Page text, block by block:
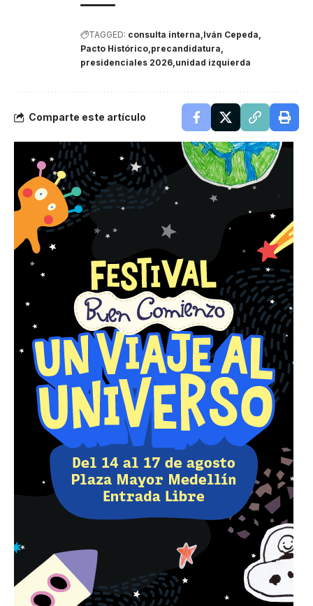
TAGGED: consulta interna Iván Cepeda
Pacto Histórico precandidatura
presidenciales 2026 unidad izquierda
Comparte este artículo